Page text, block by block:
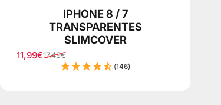
IPHONE 8 / 7
TRANSPARENTES
SLIMCOVER
Verkaufspreis
11,99€
Normaler Preis
17,49€
(146)